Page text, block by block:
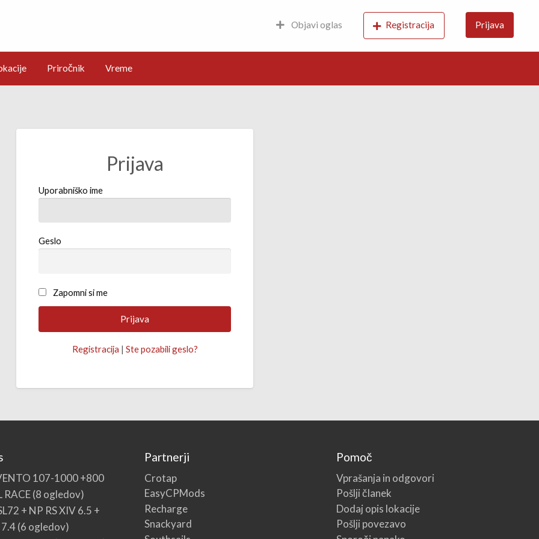
Objavi oglas Registracija Prijava
Priročnik Vreme
Prijava
Uporabniško ime
Geslo
Zapomni si me
Registracija | Ste pozabili geslo?
107-1000 +800
RACE(8 ogledov)
+ NP RS XIV 6.5 +
7.4(6 ogledov)
Partnerji
Crotap
EasyCPMods
Recharge
Snackyard
Pomoč
Vprašanja in odgovori
Pošlji članek
Dodaj opis lokacije
Pošlji povezavo